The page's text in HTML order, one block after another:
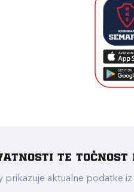
te točnost
prikazuje aktualne podatke